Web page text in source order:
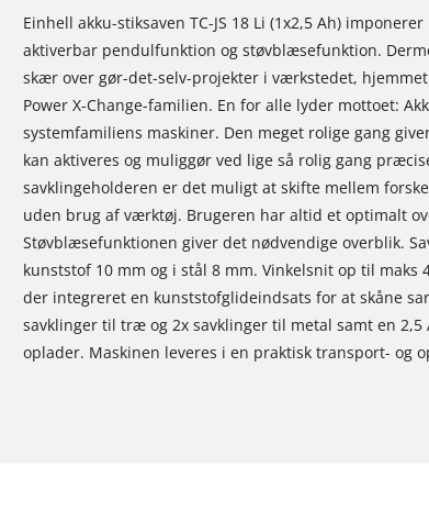
Einhell akku-stiksaven TC-JS 18 Li (1x2,5 Ah)
aktiverbar pendulfunktion og støvblæsefunktion.
skær over gør-det-selv-projekter i værkstedet,
Power X-Change-familien. En for alle lyder mottoet:
systemfamiliens maskiner. Den meget rolige gang
kan aktiveres og muliggør ved lige så rolig gang
savklingeholderen er det muligt at skifte mellem
uden brug af værktøj. Brugeren har altid et optimalt
Støvblæsefunktionen giver det nødvendige overblik.
kunststof 10 mm og i stål 8 mm. Vinkelsnit op til maks
der integreret en kunststofglideindsats for at skåne
savklinger til træ og 2x savklinger til metal samt en 2,5
oplader. Maskinen leveres i en praktisk transport- og